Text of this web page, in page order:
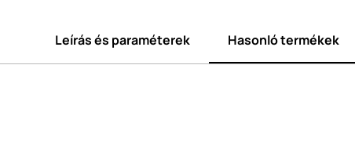
Leírás és paraméterek Hasonló termékek